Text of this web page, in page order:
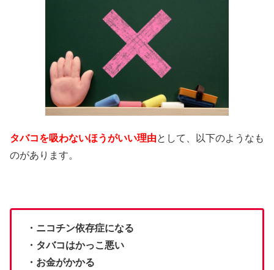
タバコを吸わないほうがいい理由として、以下のようなも
のがあります。
・ニコチン依存症になる
・タバコはかっこ悪い
・お金がかかる